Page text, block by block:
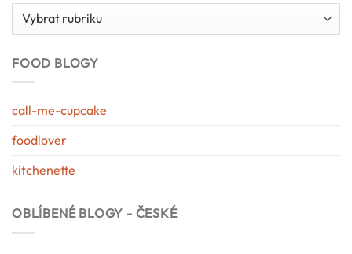
Kategorie
blogu
FOOD BLOGY
call-me-cupcake
foodlover
kitchenette
OBLÍBENÉ BLOGY - ČESKÉ